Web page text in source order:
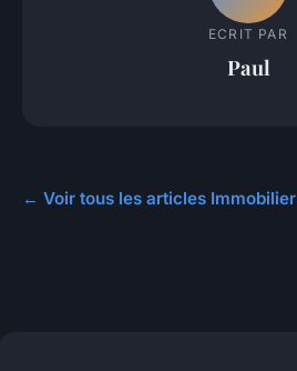
ECRIT PAR
Paul
← Voir tous les articles Immobilier